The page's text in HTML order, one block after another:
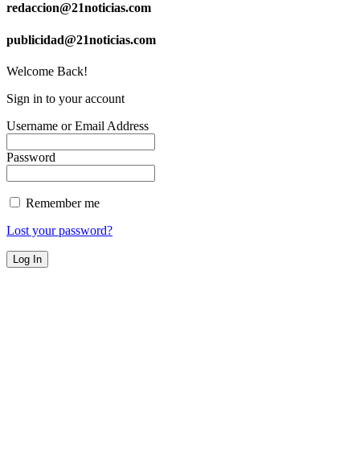
redaccion@21noticias.com
publicidad@21noticias.com
Welcome Back!
Sign in to your account
Username or Email Address
Password
Remember me
Lost your password?